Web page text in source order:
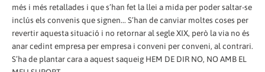
més i més retallades i que s’han fet la llei a mida per poder saltar-se
inclús els convenis que signen... S’han de canviar moltes coses per
revertir aquesta situació i no retornar al segle XIX, però la via no és
anar cedint empresa per empresa i conveni per conveni, al contrari.
S’ha de plantar cara a aquest saqueig HEM DE DIR NO, NO AMB EL